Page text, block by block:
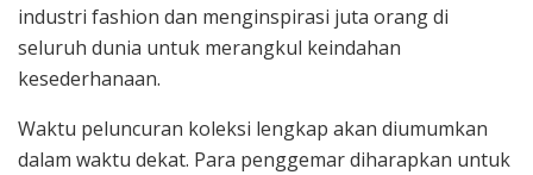
industri fashion dan menginspirasi juta orang di
seluruh dunia untuk merangkul keindahan
kesederhanaan.
Waktu peluncuran koleksi lengkap akan diumumkan
dalam waktu dekat. Para penggemar diharapkan untuk